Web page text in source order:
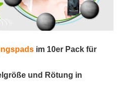
im 10er Pack für
und Rötung in